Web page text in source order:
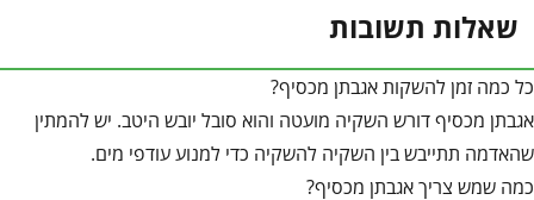
שאלות תשובות
כל כמה זמן להשקות אגבתן מכסיף?
אגבתן מכסיף דורש השקיה מועטה והוא סובל יובש היטב. יש להמתין
שהאדמה תתייבש בין השקיה להשקיה כדי למנוע עודפי מים.
כמה שמש צריך אגבתן מכסיף?